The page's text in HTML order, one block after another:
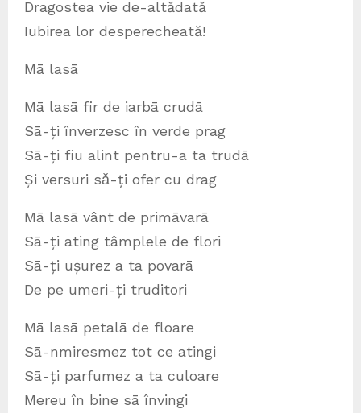
Dragostea vie de-altădată
Iubirea lor desperecheată!
Mā lasā
Mā lasā fir de iarbā crudā
Sā-ți înverzesc în verde prag
Sā-ți fiu alint pentru-a ta trudā
Și versuri sǎ-ți ofer cu drag
Mā lasā vânt de primāvarā
Sā-ți ating tâmplele de flori
Sā-ți ușurez a ta povarā
De pe umeri-ți truditori
Mā lasā petalā de floare
Sā-nmiresmez tot ce atingi
Sā-ți parfumez a ta culoare
Mereu în bine sā învingi